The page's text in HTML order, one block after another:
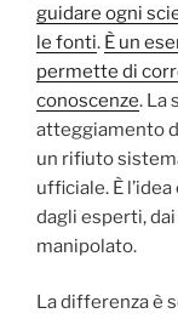
guidare ogni
le fonti. È un
permette di
conoscenze. La
atteggiamento
un rifiuto
ufficiale. È
dagli esperti,
manipolato.
La differenza è